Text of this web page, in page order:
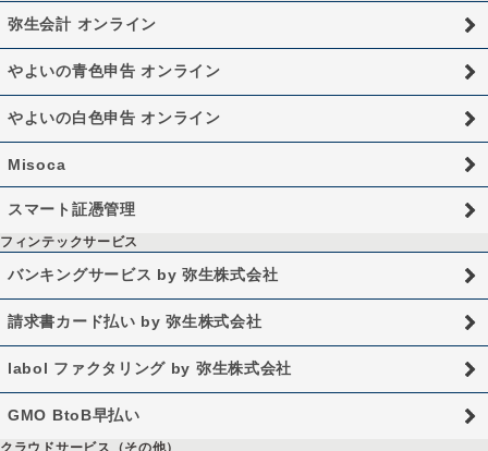
弥生会計 オンライン
やよいの青色申告 オンライン
やよいの白色申告 オンライン
Misoca
スマート証憑管理
フィンテックサービス
バンキングサービス by 弥生株式会社
請求書カード払い by 弥生株式会社
labol ファクタリング by 弥生株式会社
GMO BtoB早払い
クラウドサービス（その他）